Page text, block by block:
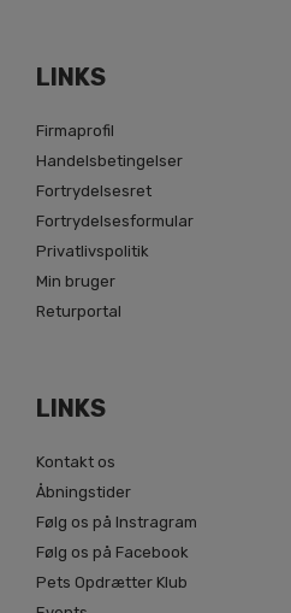
LINKS
Firmaprofil
Handelsbetingelser
Fortrydelsesret
Fortrydelsesformular
Privatlivspolitik
Min bruger
Returportal
LINKS
Kontakt os
Åbningstider
Følg os på Instragram
Følg os på Facebook
Pets Opdrætter Klub